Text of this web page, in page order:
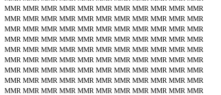
MMR MMR MMR MMR MMR MMR MMR MMR MMR MMR MMR
MMR MMR MMR MMR MMR MMR MMR MMR MMR MMR MMR
MMR MMR MMR MMR MMR MMR MMR MMR MMR MMR MMR
MMR MMR MMR MMR MMR MMR MMR MMR MMR MMR MMR
MMR MMR MMR MMR MMR MMR MMR MMR MMR MMR MMR
MMR MMR MMR MMR MMR MMR MMR MMR MMR MMR MMR
MMR MMR MMR MMR MMR MMR MMR MMR MMR MMR MMR
MMR MMR MMR MMR MMR MMR MMR MMR MMR MMR MMR
MMR MMR MMR MMR MMR MMR MMR MMR MMR MMR MMR